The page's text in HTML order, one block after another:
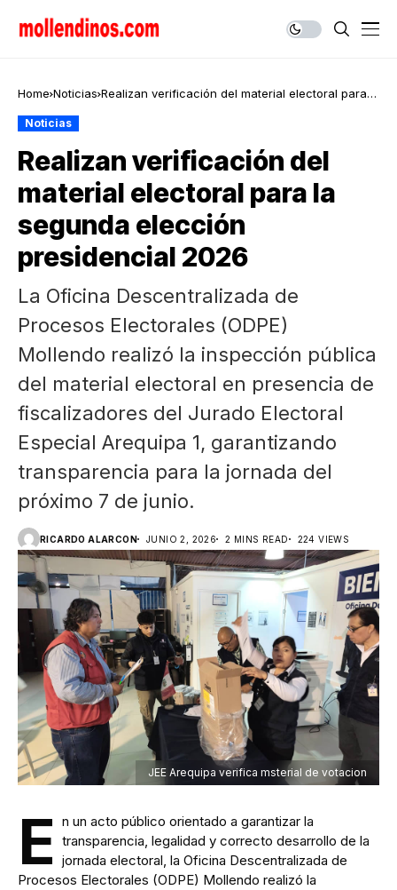
Home Noticias Realizan verificación del material electoral para
Noticias
Realizan verificación del
material electoral para la
segunda elección
presidencial 2026
La Oficina Descentralizada de
Procesos Electorales (ODPE)
Mollendo realizó la inspección pública
del material electoral en presencia de
fiscalizadores del Jurado Electoral
Especial Arequipa 1, garantizando
transparencia para la jornada del
próximo 7 de junio.
RICARDO ALARCON JUNIO 2, 2026 2 MINS READ 224 VIEWS
JEE Arequipa verifica msterial de votacion
E n un acto público orientado a garantizar la
transparencia, legalidad y correcto desarrollo de la
jornada electoral, la Oficina Descentralizada de
Procesos Electorales (ODPE) Mollendo realizó la